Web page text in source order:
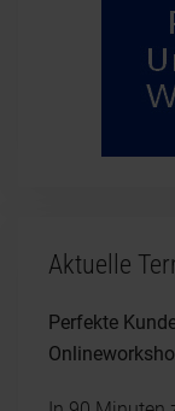
Aktuelle
Perfekte